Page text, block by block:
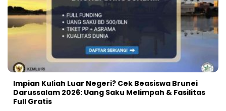
Impian Kuliah Luar Negeri? Cek Beasiswa Brunei
Darussalam 2026: Uang Saku Melimpah & Fasilitas
Full Gratis